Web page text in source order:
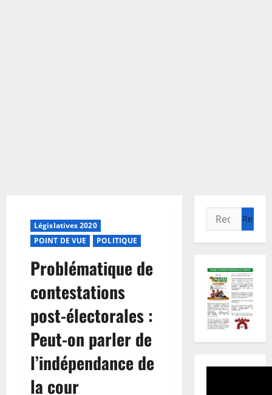
Législatives 2020
POINT DE VUE
POLITIQUE
Problématique de
contestations
post-électorales :
Peut-on parler de
l’indépendance de
la cour
Rechercher :